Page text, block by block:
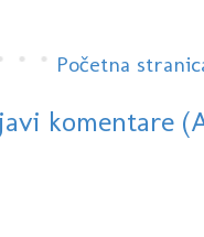
Početna
komentare